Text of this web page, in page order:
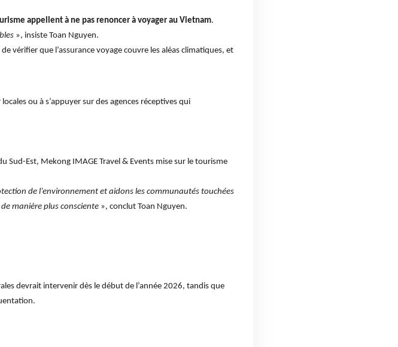
appellent à ne pas renoncer à voyager au Vietnam.
», insiste Toan Nguyen.
vérifier que l’assurance voyage couvre les aléas climatiques, et
ou à s’appuyer sur des agences réceptives qui
Sud-Est, Mekong IMAGE Travel & Events mise sur le tourisme
de l’environnement et aidons les communautés touchées
manière plus consciente », conclut Toan Nguyen.
devrait intervenir dès le début de l’année 2026, tandis que